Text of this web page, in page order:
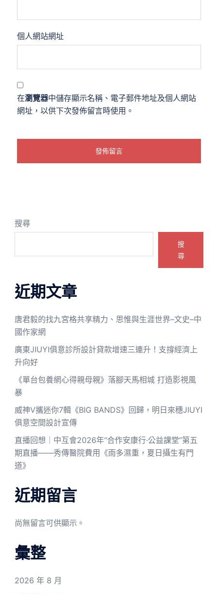
個人網站網址
在瀏覽器中儲存顯示名稱、電子郵件地址及個人網站
網址，以供下次發佈留言時使用。
搜尋
搜
尋
近期文章
唐君毅的找九宮格共享精力、思惟與生涯世界–文史–中
國作家網
廣東JIUYI俱意診所設計貸款增速三連升！支撐經濟上
升向好
《單台包養網心得親母親》落腳天馬相城 打造影視風
暴
威神V攜迷你7輯《BIG BANDS》回歸，明日來穗JIUYI
俱意空間設計宣傳
直播回想｜中互會2026年“合作安康行·公益課堂”第五
期直播——秀傳醫院費用《雨多濕重，夏日攝生有門
道》
近期留言
尚無留言可供顯示。
彙整
2026 年 8 月